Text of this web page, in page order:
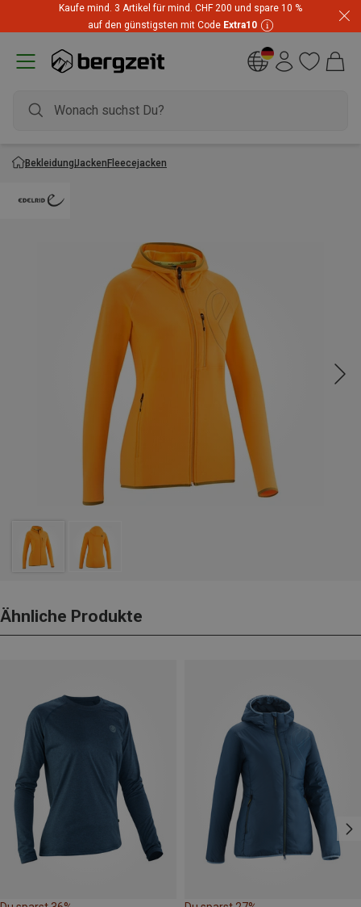
Kaufe mind. 3 Artikel für mind. CHF 200 und spare 10 %
auf den günstigsten mit Code Extra10
BekleidungJackenFleecejacken
Ähnliche Produkte